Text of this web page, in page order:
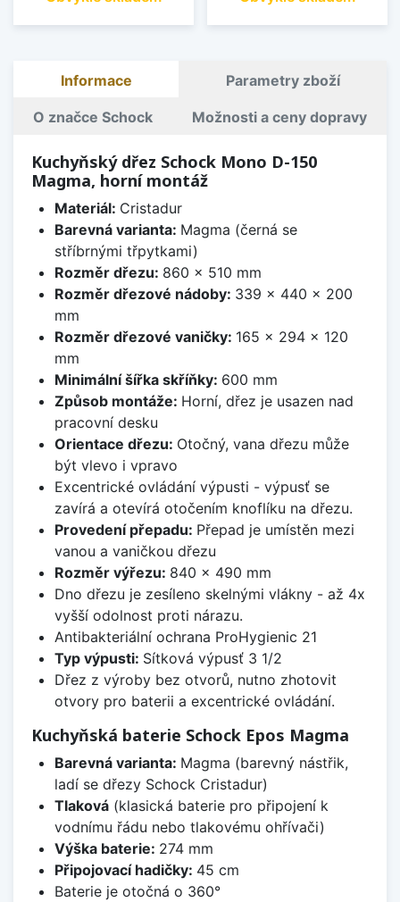
Informace Parametry zboží
O značce Schock Možnosti a ceny dopravy
Kuchyňský dřez Schock Mono D-150
Magma, horní montáž
Materiál: Cristadur
Barevná varianta: Magma (černá se
stříbrnými třpytkami)
Rozměr dřezu: 860 x 510 mm
Rozměr dřezové nádoby: 339 x 440 x 200
mm
Rozměr dřezové vaničky: 165 x 294 x 120
mm
Minimální šířka skříňky: 600 mm
Způsob montáže: Horní, dřez je usazen nad
pracovní desku
Orientace dřezu: Otočný, vana dřezu může
být vlevo i vpravo
Excentrické ovládání výpusti - výpusť se
zavírá a otevírá otočením knoflíku na dřezu.
Provedení přepadu: Přepad je umístěn mezi
vanou a vaničkou dřezu
Rozměr výřezu: 840 x 490 mm
Dno dřezu je zesíleno skelnými vlákny - až 4x
vyšší odolnost proti nárazu.
Antibakteriální ochrana ProHygienic 21
Typ výpusti: Sítková výpusť 3 1/2
Dřez z výroby bez otvorů, nutno zhotovit
otvory pro baterii a excentrické ovládání.
Kuchyňská baterie Schock Epos Magma
Barevná varianta: Magma (barevný nástřik,
ladí se dřezy Schock Cristadur)
Tlaková(klasická baterie pro připojení k
vodnímu řádu nebo tlakovému ohřívači)
Výška baterie: 274 mm
Připojovací hadičky: 45 cm
Baterie je otočná o 360°